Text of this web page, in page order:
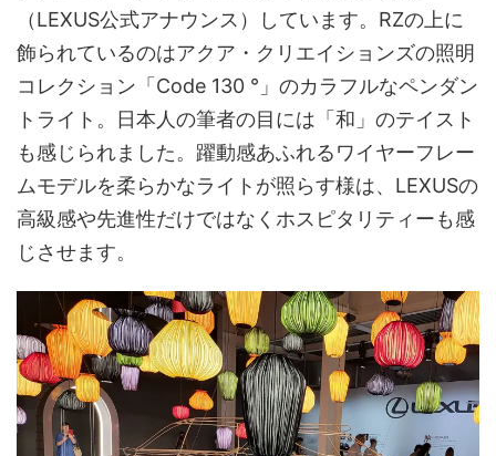
（LEXUS公式アナウンス）しています。RZの上に
飾られているのはアクア・クリエイションズの照明
コレクション「Code 130 °」のカラフルなペンダン
トライト。日本人の筆者の目には「和」のテイスト
も感じられました。躍動感あふれるワイヤーフレー
ムモデルを柔らかなライトが照らす様は、LEXUSの
高級感や先進性だけではなくホスピタリティーも感
じさせます。